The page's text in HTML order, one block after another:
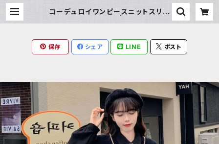
コーデュロイワンピースニットスリー
保存 シェア LINE ポスト